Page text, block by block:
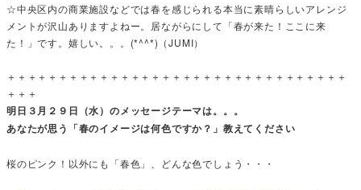
☆中央区内の商業施設などでは春を感じられる本当に素晴らしいアレンジ
メントが沢山ありますよねー。居ながらにして「春が来た！ここに来
た！」です。嬉しい。。。(*^^*)（JUMI）
＋＋＋＋＋＋＋＋＋＋＋＋＋＋＋＋＋＋＋＋＋＋＋＋＋＋＋＋＋＋＋＋＋
＋＋＋
明日３月２９日（水）のメッセージテーマは。。。
あなたが思う「春のイメージは何色ですか？」教えてください
桜のピンク！以外にも「春色」、どんな色でしょう・・・